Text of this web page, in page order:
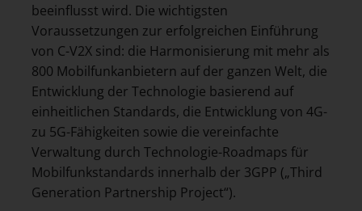
beeinflusst wird. Die wichtigsten
Voraussetzungen zur erfolgreichen Einführung
von C-V2X sind: die Harmonisierung mit mehr als
800 Mobilfunkanbietern auf der ganzen Welt, die
Entwicklung der Technologie basierend auf
einheitlichen Standards, die Entwicklung von 4G-
zu 5G-Fähigkeiten sowie die vereinfachte
Verwaltung durch Technologie-Roadmaps für
Mobilfunkstandards innerhalb der 3GPP („Third
Generation Partnership Project“).